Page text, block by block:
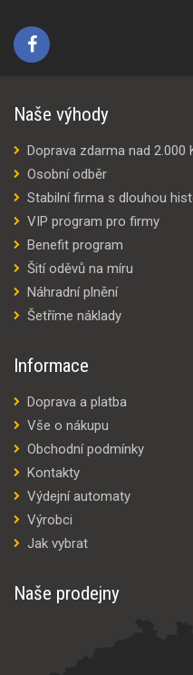
Naše výhody
Doprava zdarma nad 2.000
Osobní odběr
Stabilní firma s dlouhou
VIP program pro firmy
Benefit program
Šití oděvů na míru
Náhradní plnění
Šetříme náklady
Informace
Doprava a platba
Vše o nákupu
Obchodní podmínky
Kontakty
Výdejní automaty
Výrobci
Jak vybrat
Naše prodejny